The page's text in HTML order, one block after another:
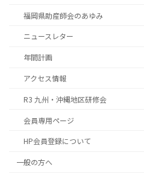
福岡県助産師会のあゆみ
ニュースレター
年間計画
アクセス情報
R3 九州・沖縄地区研修会
会員専用ページ
HP会員登録について
一般の方へ